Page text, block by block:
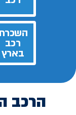
רכב
בארץ
הרכב